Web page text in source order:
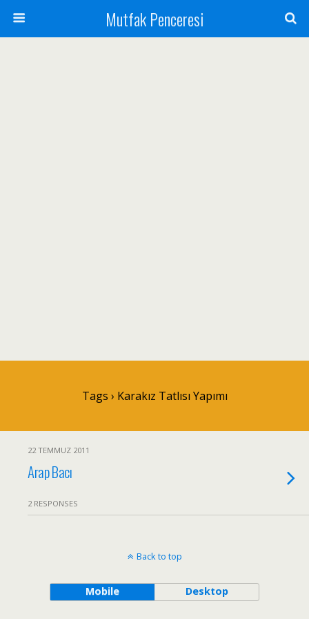
Mutfak Penceresi
Tags › Karakız Tatlısı Yapımı
22 TEMMUZ 2011
Arap Bacı
2 RESPONSES
Back to top
Mobile Desktop